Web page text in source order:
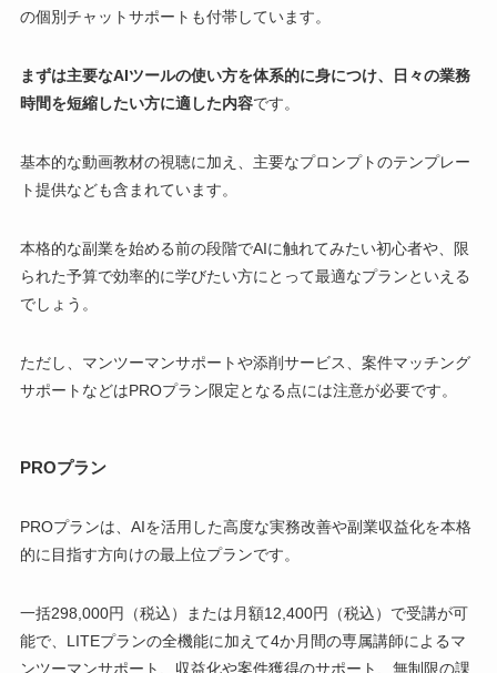
の個別チャットサポートも付帯しています。
まずは主要なAIツールの使い方を体系的に身につけ、日々の業務
時間を短縮したい方に適した内容です。
基本的な動画教材の視聴に加え、主要なプロンプトのテンプレー
ト提供なども含まれています。
本格的な副業を始める前の段階でAIに触れてみたい初心者や、限
られた予算で効率的に学びたい方にとって最適なプランといえる
でしょう。
ただし、マンツーマンサポートや添削サービス、案件マッチング
サポートなどはPROプラン限定となる点には注意が必要です。
PROプラン
PROプランは、AIを活用した高度な実務改善や副業収益化を本格
的に目指す方向けの最上位プランです。
一括298,000円（税込）または月額12,400円（税込）で受講が可
能で、LITEプランの全機能に加えて4か月間の専属講師によるマ
ンツーマンサポート、収益化や案件獲得のサポート、無制限の課